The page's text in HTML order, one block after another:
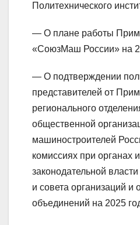
Политехнического
— О плане работы
«СоюзМаш России» на
— О подтверждении
представителей от
регионального
общественной
машиностроителей
комиссиях при органах
законодательной
и совета организаций
объединений на 2025